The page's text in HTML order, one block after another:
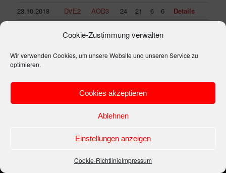
Cookie-Zustimmung verwalten
Wir verwenden Cookies, um unsere Website und unseren Service zu
optimieren.
Cookies akzeptieren
Ablehnen
Einstellungen anzeigen
Cookie-RichtlinieImpressum
23.10.2018 DVE2 AOD3 24 21 6 6 Details
Dieser Eintrag wurde vonMatzeunterAllgemeinveröffentlicht. Setze